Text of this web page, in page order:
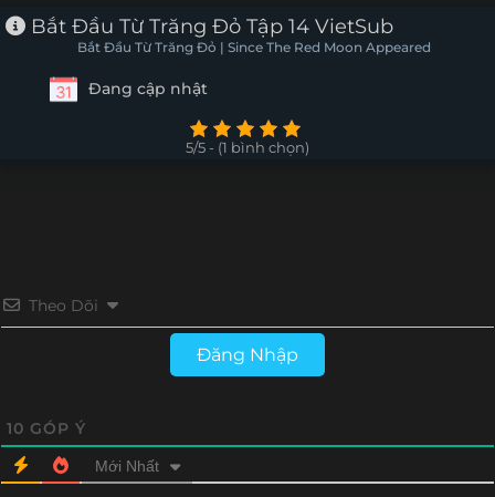
Bắt Đầu Từ Trăng Đỏ Tập 14 VietSub
Bắt Đầu Từ Trăng Đỏ | Since The Red Moon Appeared
Đang cập nhật
5/5 - (1 bình chọn)
Theo Dõi
Đăng Nhập
10 GÓP Ý
Mới Nhất